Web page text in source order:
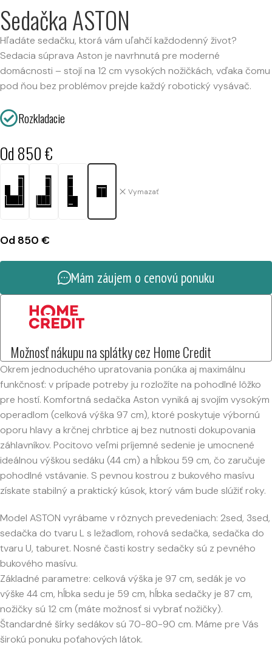
Sedačka ASTON
Hľadáte sedačku, ktorá vám uľahčí každodenný život?
Sedacia súprava Aston je navrhnutá pre moderné
domácnosti – stojí na 12 cm vysokých nožičkách, vďaka čomu
pod ňou bez problémov prejde každý robotický vysávač.
Rozkladacie
Od 850€
Vymazať
Od 850 €
Mám záujem o cenovú ponuku
Možnosť nákupu na splátky cez Home Credit
Okrem jednoduchého upratovania ponúka aj maximálnu
funkčnosť: v prípade potreby ju rozložíte na pohodlné lôžko
pre hostí. Komfortná sedačka Aston vyniká aj svojím vysokým
operadlom (celková výška 97 cm), ktoré poskytuje výbornú
oporu hlavy a krčnej chrbtice aj bez nutnosti dokupovania
záhlavníkov. Pocitovo veľmi príjemné sedenie je umocnené
ideálnou výškou sedáku (44 cm) a hĺbkou 59 cm, čo zaručuje
pohodlné vstávanie. S pevnou kostrou z bukového masívu
získate stabilný a praktický kúsok, ktorý vám bude slúžiť roky.
Model ASTON vyrábame v rôznych prevedeniach: 2sed, 3sed,
sedačka do tvaru L s ležadlom, rohová sedačka, sedačka do
tvaru U, taburet. Nosné časti kostry sedačky sú z pevného
bukového masívu.
Základné parametre: celková výška je 97 cm, sedák je vo
výške 44 cm, hĺbka sedu je 59 cm, hĺbka sedačky je 87 cm,
nožičky sú 12 cm (máte možnosť si vybrať nožičky).
Štandardné šírky sedákov sú 70-80-90 cm. Máme pre Vás
širokú ponuku poťahových látok.